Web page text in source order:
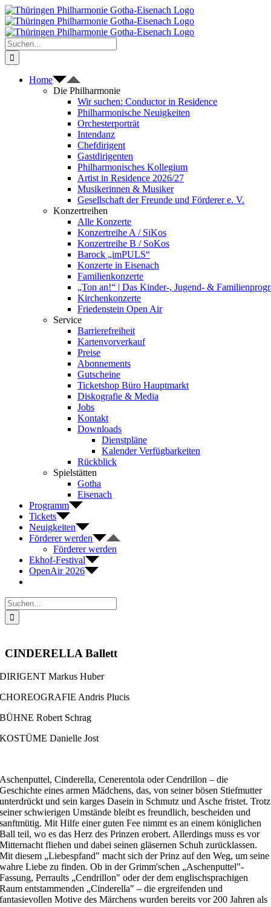
Zum
Inhalt
springen
Suche
nach:
Home
Die Philharmonie
Wir suchen: Conductor in Residence
Philharmonische Neuigkeiten
Orchesterporträt
Intendanz
Chefdirigent
Gastdirigenten
Philharmonisches Kollegium
Artist in Residence 2026/27
Musikerinnen & Musiker
Gesellschaft der Freunde und Förderer e. V.
Konzertreihen
Alle Konzerte
Konzertreihe A / SiKos
Konzertreihe B / SoKos
Barock „imPULS“
Konzerte in Eisenach
Familienkonzerte
„Ton an!“ | Das Kinder-, Jugend- &
Kirchenkonzerte
Friedenstein Open Air
Service
Barrierefreiheit
Kartenvorverkauf
Preise
Abonnements
Gutscheine
Ticketshop Büro Hauptmarkt
Diskografie & Media
Jobs
Kontakt
Downloads
Dienstpläne
Kalender Verfügbarkeiten
Rückblick
Spielstätten
Gotha
Eisenach
Programm
Tickets
Neuigkeiten
Förderer werden
Förderer werden
Ekhof-Festival
OpenAir 2026
Suche
nach:
CINDERELLA Ballett
DIRIGENT Markus Huber
CHOREOGRAFIE Andris Plucis
BÜHNE Robert Schrag
KOSTÜME Danielle Jost
Aschenputtel, Cinderella, Cenerentola oderCendrillon – die
Geschichte eines armen Mädchens, das, von seiner bösen Stiefmutter
unterdrückt und sein karges Dasein in Schmutz und Asche fristet. Trotz
seiner schwierigen Umstände bleibt es freundlich, bescheiden und
sanftmütig. Mit Hilfe einer guten Fee nimmt es an einem königlichen
Ball teil, wo es das Herz des Prinzen erobert. Allerdings muss es vor
Mitternacht fliehen und dabei seinen gläsernen Schuh zurücklassen.
Mit diesem „Liebespfand" macht sich der Prinz auf den Weg, um seine
wahre Liebe zu finden. Ob in der Grimm'schen „Aschenputtel"-
Fassung, Perraults „Cendrillon" oder der dem englischsprachigen
Raum entstammenden „Cinderella" – die ergreifenden und
fantasievollen Motive des Märchens wurden bereits vor 200 Jahren als